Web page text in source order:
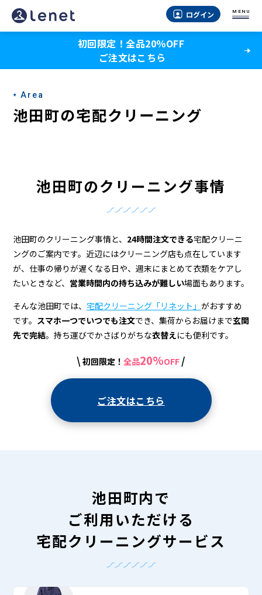
池
田
の
ク
リ
＆
宅
配
ク
リ
ー
ログイン MENU
初回限定！全品20％OFF
ご注文はこちら
Area
池田町の宅配クリーニング
池田町のクリーニング事情
池田町のクリーニング事情と、 24時間注文できる宅配クリーニ
ングのご案内です。近辺にはクリーニング店も点在しています
が、仕事の帰りが遅くなる日や、週末にまとめて衣類をケアし
たいときなど、 営業時間内の持ち込みが難しい場面もあります。
そんな池田町では、 宅配クリーニング「リネット」 がおすすめ
です。 スマホ一つでいつでも注文でき、集荷からお届けまで玄関
先で完結。持ち運びでかさばりがちな衣替えにも便利です。
\ 初回限定！ 全品20%OFF /
ご注文はこちら
池田町内で
ご利用いただける
宅配クリーニングサービス